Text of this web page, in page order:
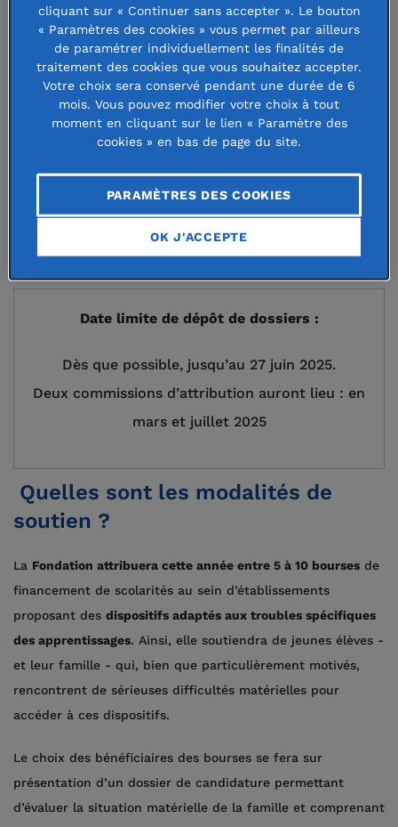
contribuer à une prise en charge adaptée des enfants,
adolescents et jeunes adultes affectés dans leurs
apprentissages du fait d’un trouble de nature cognitive
soutenir tout type de projet visant la compréhension
et bonnes pratiques issues des sciences cognitives et
appliquées aux apprentissages.
Date limite de dépôt de dossiers :
Dès que possible, jusqu’au 27 juin 2025.
Deux commissions d’attribution auront lieu : en
mars et juillet 2025
Quelles sont les modalités de
soutien ?
La Fondation attribuera cette année entre 5 à 10 bourses de
financement de scolarités au sein d’établissements
proposant des dispositifs adaptés aux troubles spécifiques
des apprentissages. Ainsi, elle soutiendra de jeunes élèves -
et leur famille - qui, bien que particulièrement motivés,
rencontrent de sérieuses difficultés matérielles pour
accéder à ces dispositifs.
Le choix des bénéficiaires des bourses se fera sur
présentation d’un dossier de candidature permettant
d’évaluer la situation matérielle de la famille et comprenant
cliquant sur « Continuer sans accepter ». Le bouton
« Paramètres des cookies » vous permet par ailleurs
de paramétrer individuellement les finalités de
traitement des cookies que vous souhaitez accepter.
Votre choix sera conservé pendant une durée de 6
mois. Vous pouvez modifier votre choix à tout
moment en cliquant sur le lien « Paramètre des
cookies » en bas de page du site.
PARAMÈTRES DES COOKIES
OK J'ACCEPTE